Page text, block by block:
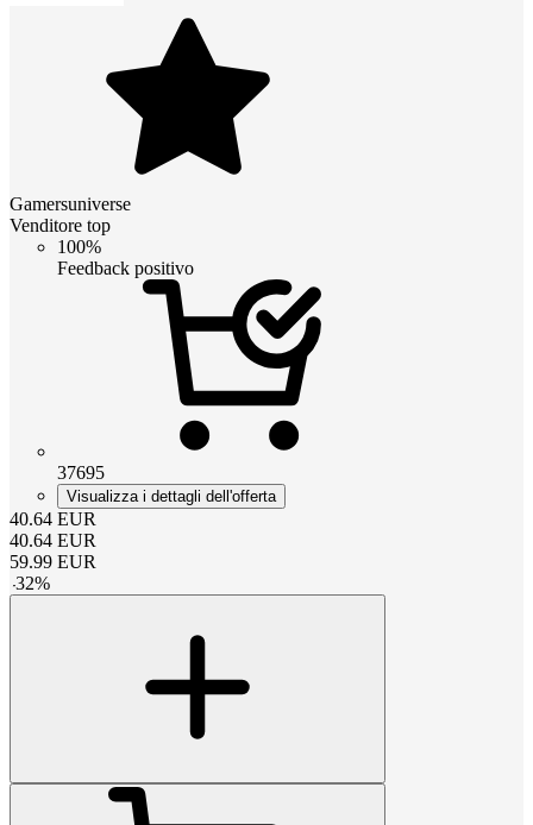
Gamersuniverse
Venditore top
100%
Feedback positivo
37695
Visualizza i dettagli dell'offerta
40.64 EUR
40.64 EUR
59.99 EUR
-32%